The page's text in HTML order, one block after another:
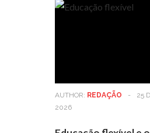
AUTHOR: REDAÇÃO -
25
2026